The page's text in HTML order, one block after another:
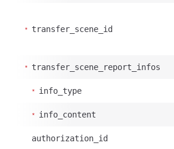
transfer_scene_id
transfer_scene_report_infos
info_type
info_content
authorization_id